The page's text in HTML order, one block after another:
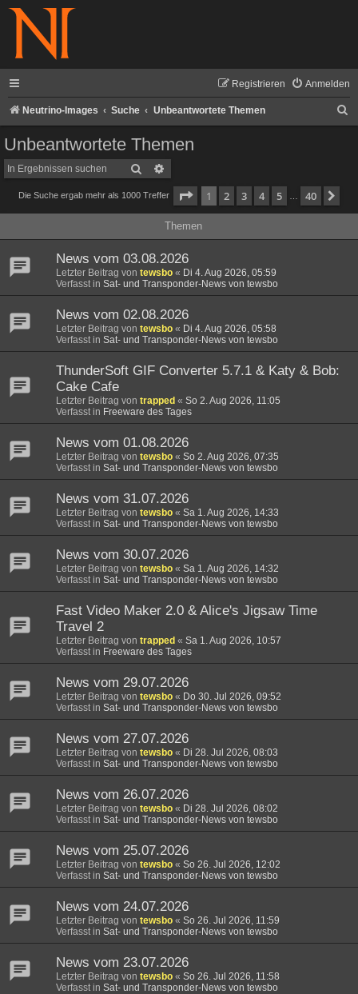
Anmelden
Registrieren
Neutrino-Images Suche Unbeantwortete Themen
Unbeantwortete Themen
Suche
Die Suche ergab mehr als 1000 Treffer Seite 1von 40
1 2 3 4 5 40
Themen
News vom 03.08.2026
Letzter Beitrag von tewsbo « Di 4. Aug 2026, 05:59
Verfasst in Sat- und Transponder-News von tewsbo
News vom 02.08.2026
Letzter Beitrag von tewsbo « Di 4. Aug 2026, 05:58
Verfasst in Sat- und Transponder-News von tewsbo
ThunderSoft GIF Converter 5.7.1 & Katy & Bob:
Cake Cafe
Letzter Beitrag von trapped « So 2. Aug 2026, 11:05
Verfasst in Freeware des Tages
News vom 01.08.2026
Letzter Beitrag von tewsbo « So 2. Aug 2026, 07:35
Verfasst in Sat- und Transponder-News von tewsbo
News vom 31.07.2026
Letzter Beitrag von tewsbo « Sa 1. Aug 2026, 14:33
Verfasst in Sat- und Transponder-News von tewsbo
News vom 30.07.2026
Letzter Beitrag von tewsbo « Sa 1. Aug 2026, 14:32
Verfasst in Sat- und Transponder-News von tewsbo
Fast Video Maker 2.0 & Alice's Jigsaw Time
Travel 2
Letzter Beitrag von trapped « Sa 1. Aug 2026, 10:57
Verfasst in Freeware des Tages
News vom 29.07.2026
Letzter Beitrag von tewsbo « Do 30. Jul 2026, 09:52
Verfasst in Sat- und Transponder-News von tewsbo
News vom 27.07.2026
Letzter Beitrag von tewsbo « Di 28. Jul 2026, 08:03
Verfasst in Sat- und Transponder-News von tewsbo
News vom 26.07.2026
Letzter Beitrag von tewsbo « Di 28. Jul 2026, 08:02
Verfasst in Sat- und Transponder-News von tewsbo
News vom 25.07.2026
Letzter Beitrag von tewsbo « So 26. Jul 2026, 12:02
Verfasst in Sat- und Transponder-News von tewsbo
News vom 24.07.2026
Letzter Beitrag von tewsbo « So 26. Jul 2026, 11:59
Verfasst in Sat- und Transponder-News von tewsbo
News vom 23.07.2026
Letzter Beitrag von tewsbo « So 26. Jul 2026, 11:58
Verfasst in Sat- und Transponder-News von tewsbo